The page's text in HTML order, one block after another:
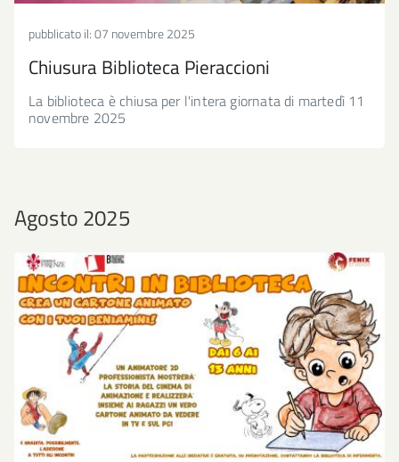
pubblicato il:07 novembre 2025
Chiusura Biblioteca Pieraccioni
La biblioteca è chiusa per l'intera giornata di martedì 11
novembre 2025
Agosto 2025